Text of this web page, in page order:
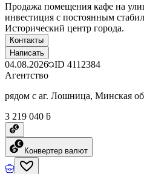
Продажа помещения кафе на
инвестиция с постоянным
Исторический центр города.
Контакты
Написать
04.08.2026 ID 4112384
Агентство
рядом с аг. Лошница, Минская
3 219 040 ƃ
Конвертер валют